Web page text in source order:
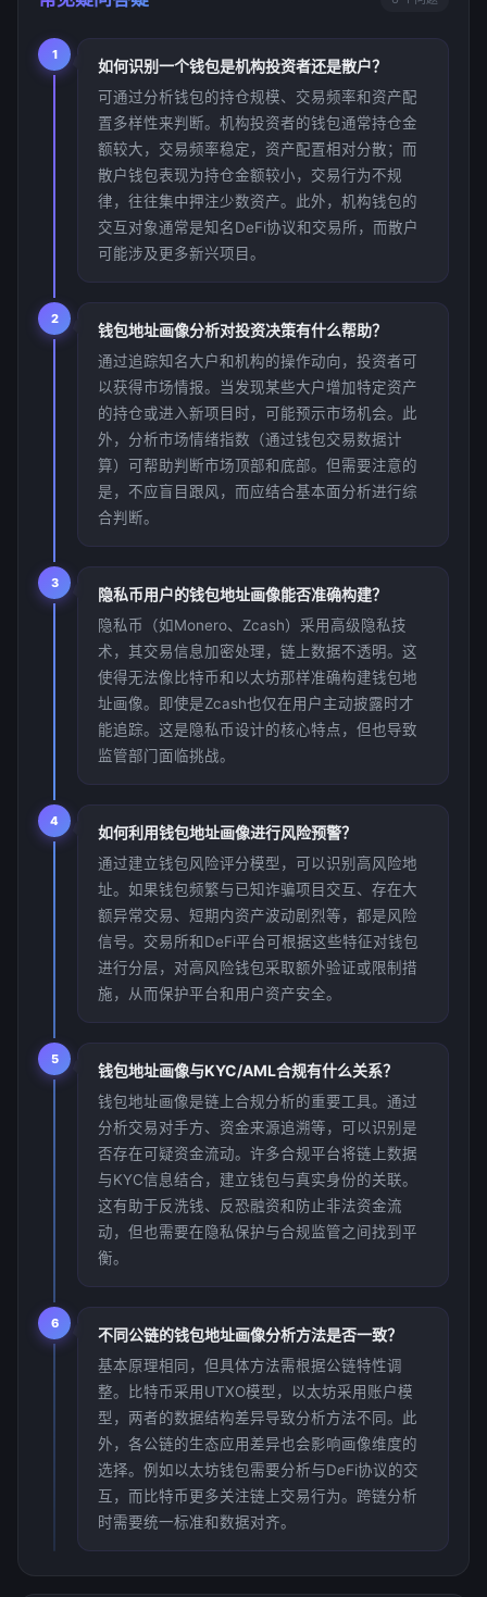
1
如何识别一个钱包是机构投资者还是散户？
可通过分析钱包的持仓规模、交易频率和资产配
置多样性来判断。机构投资者的钱包通常持仓金
额较大，交易频率稳定，资产配置相对分散；而
散户钱包表现为持仓金额较小，交易行为不规
律，往往集中押注少数资产。此外，机构钱包的
交互对象通常是知名DeFi协议和交易所，而散户
可能涉及更多新兴项目。
2
钱包地址画像分析对投资决策有什么帮助？
通过追踪知名大户和机构的操作动向，投资者可
以获得市场情报。当发现某些大户增加特定资产
的持仓或进入新项目时，可能预示市场机会。此
外，分析市场情绪指数（通过钱包交易数据计
算）可帮助判断市场顶部和底部。但需要注意的
是，不应盲目跟风，而应结合基本面分析进行综
合判断。
3
隐私币用户的钱包地址画像能否准确构建？
隐私币（如Monero、Zcash）采用高级隐私技
术，其交易信息加密处理，链上数据不透明。这
使得无法像比特币和以太坊那样准确构建钱包地
址画像。即使是Zcash也仅在用户主动披露时才
能追踪。这是隐私币设计的核心特点，但也导致
监管部门面临挑战。
4
如何利用钱包地址画像进行风险预警？
通过建立钱包风险评分模型，可以识别高风险地
址。如果钱包频繁与已知诈骗项目交互、存在大
额异常交易、短期内资产波动剧烈等，都是风险
信号。交易所和DeFi平台可根据这些特征对钱包
进行分层，对高风险钱包采取额外验证或限制措
施，从而保护平台和用户资产安全。
5
钱包地址画像与KYC/AML合规有什么关系？
钱包地址画像是链上合规分析的重要工具。通过
分析交易对手方、资金来源追溯等，可以识别是
否存在可疑资金流动。许多合规平台将链上数据
与KYC信息结合，建立钱包与真实身份的关联。
这有助于反洗钱、反恐融资和防止非法资金流
动，但也需要在隐私保护与合规监管之间找到平
衡。
6
不同公链的钱包地址画像分析方法是否一致？
基本原理相同，但具体方法需根据公链特性调
整。比特币采用UTXO模型，以太坊采用账户模
型，两者的数据结构差异导致分析方法不同。此
外，各公链的生态应用差异也会影响画像维度的
选择。例如以太坊钱包需要分析与DeFi协议的交
互，而比特币更多关注链上交易行为。跨链分析
时需要统一标准和数据对齐。